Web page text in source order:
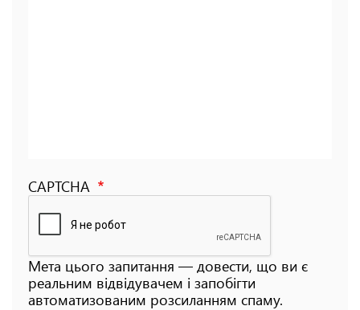
CAPTCHA
Мета цього запитання — довести, що ви є
реальним відвідувачем і запобігти
автоматизованим розсиланням спаму.